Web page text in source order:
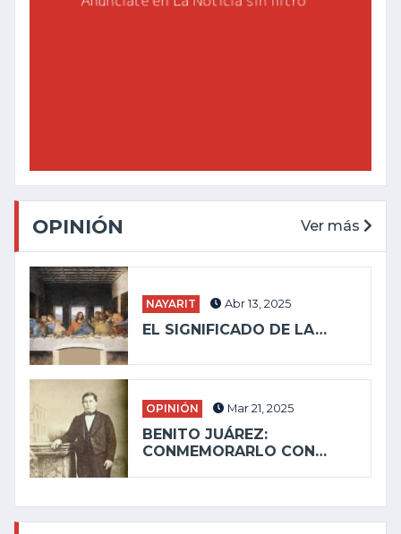
OPINIÓN Ver más
NAYARIT Abr 13, 2025
EL SIGNIFICADO DE LA…
OPINIÓN Mar 21, 2025
BENITO JUÁREZ:
CONMEMORARLO CON…